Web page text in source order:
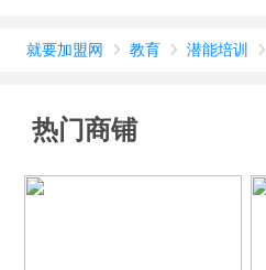
就要加盟网  教育  潜能培训 
热门商铺